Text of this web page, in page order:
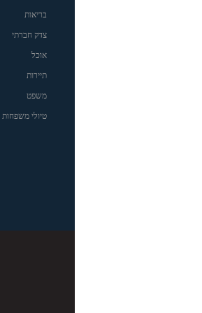
בריאות
צדק חברתי
אוכל
תיירות
משפט
טיולי